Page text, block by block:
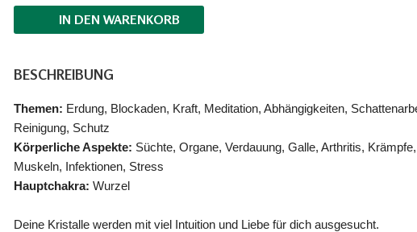
IN DEN WARENKORB
BESCHREIBUNG
Themen: Erdung, Blockaden, Kraft, Meditation, Abhängigkeiten,
Reinigung, Schutz
Körperliche Aspekte: Süchte, Organe, Verdauung, Galle, Arthritis,
Muskeln, Infektionen, Stress
Hauptchakra: Wurzel
Deine Kristalle werden mit viel Intuition und Liebe für dich ausgesucht.